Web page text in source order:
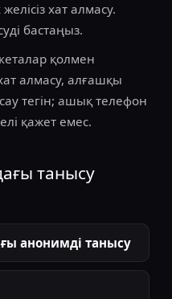
хат алмасу.
бастаңыз.
қолмен
алмасу, алғашқы
тегін; ашық телефон
қажет емес.
танысу
анонимді танысу